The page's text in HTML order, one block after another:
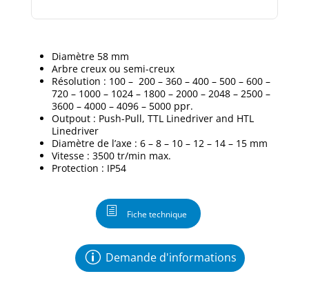
Diamètre 58 mm
Arbre creux ou semi-creux
Résolution : 100 – 200 – 360 – 400 – 500 – 600 –
720 – 1000 – 1024 – 1800 – 2000 – 2048 – 2500 –
3600 – 4000 – 4096 – 5000 ppr.
Outpout : Push-Pull, TTL Linedriver and HTL
Linedriver
Diamètre de l’axe : 6 – 8 – 10 – 12 – 14 – 15 mm
Vitesse : 3500 tr/min max.
Protection : IP54
Fiche technique
Demande d'informations